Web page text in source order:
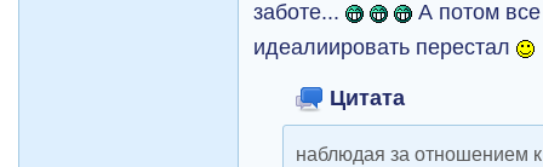
заботе...
А потом все
идеалиировать перестал
Цитата
наблюдая за отношением